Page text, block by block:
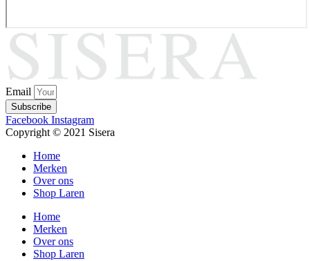
Email
Subscribe
Facebook Instagram
Copyright © 2021 Sisera
Home
Merken
Over ons
Shop Laren
Home
Merken
Over ons
Shop Laren